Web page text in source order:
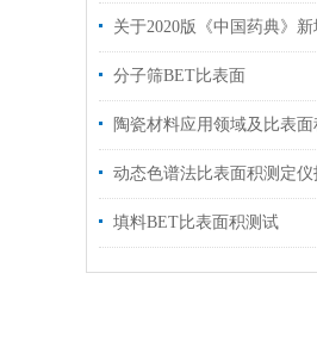
分子筛BET比表面
陶瓷材料应用领域及比表
填料BET比表面积测试